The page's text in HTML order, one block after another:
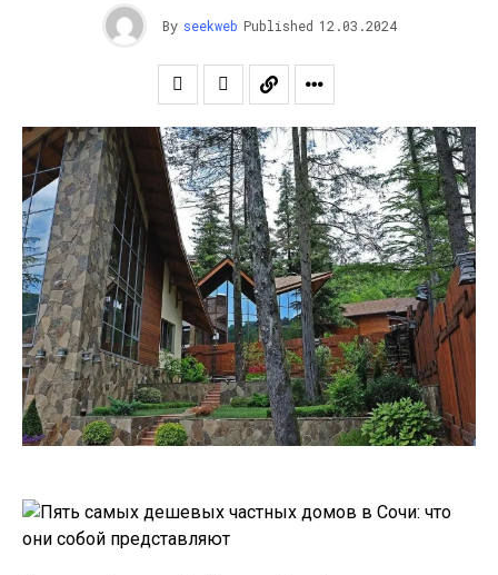
By seekweb Published 12.03.2024